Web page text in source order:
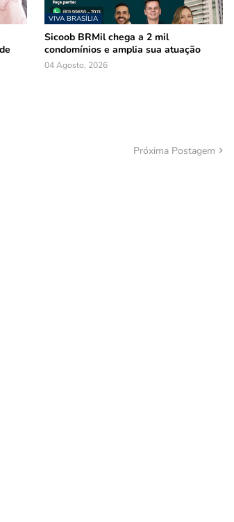
VIVA BRASÍLIA
Sicoob BRMil chega a 2 mil
condomínios e amplia sua atuação
04 Agosto, 2026
Próxima Postagem